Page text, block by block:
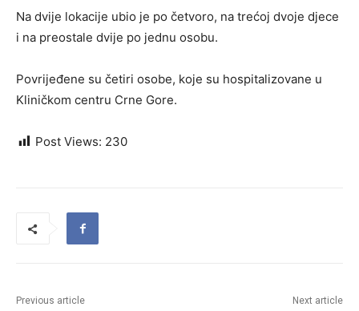
Na dvije lokacije ubio je po četvoro, na trećoj dvoje djece
i na preostale dvije po jednu osobu.
Povrijeđene su četiri osobe, koje su hospitalizovane u
Kliničkom centru Crne Gore.
Post Views: 230
Previous article Next article